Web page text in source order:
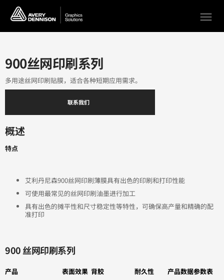
menu
900丝网印刷系列
多用途丝网印刷贴膜，适合各种短期应用需求。
联系我们
概述
特点
艾利丹尼森900丝网印刷薄膜具有出色的印刷和打印性能
可使用最常见的丝网印刷油墨进行加工
具有出色的摊平性和尺寸稳定性等特性，可确保高产量和精确的配
准打印
900 丝网印刷系列
产品 表面效果 背胶 耐久性 产品数据参数表